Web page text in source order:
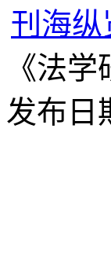
刊海纵
《法
发布日